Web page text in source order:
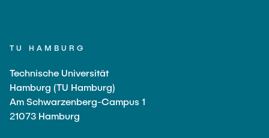
TU HAMBURG
Technische Universität
Hamburg (TU Hamburg)
Am Schwarzenberg-Campus 1
21073 Hamburg